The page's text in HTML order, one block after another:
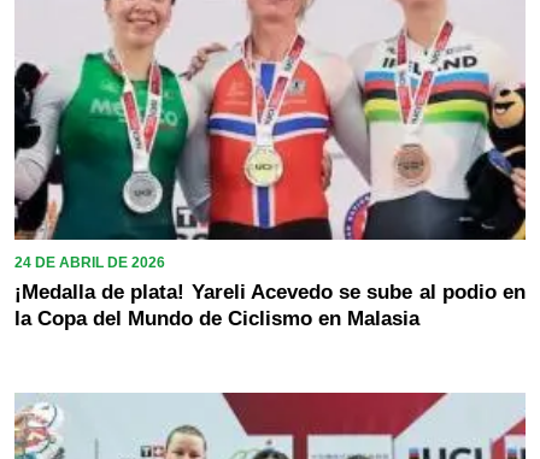
24 DE ABRIL DE 2026
¡Medalla de plata! Yareli Acevedo se sube al podio en
la Copa del Mundo de Ciclismo en Malasia